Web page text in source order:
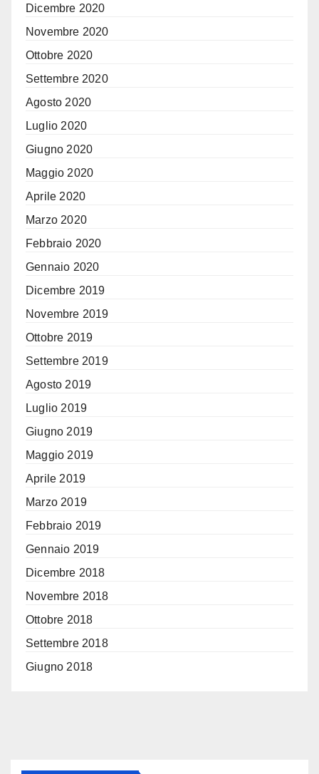
Dicembre 2020
Novembre 2020
Ottobre 2020
Settembre 2020
Agosto 2020
Luglio 2020
Giugno 2020
Maggio 2020
Aprile 2020
Marzo 2020
Febbraio 2020
Gennaio 2020
Dicembre 2019
Novembre 2019
Ottobre 2019
Settembre 2019
Agosto 2019
Luglio 2019
Giugno 2019
Maggio 2019
Aprile 2019
Marzo 2019
Febbraio 2019
Gennaio 2019
Dicembre 2018
Novembre 2018
Ottobre 2018
Settembre 2018
Giugno 2018